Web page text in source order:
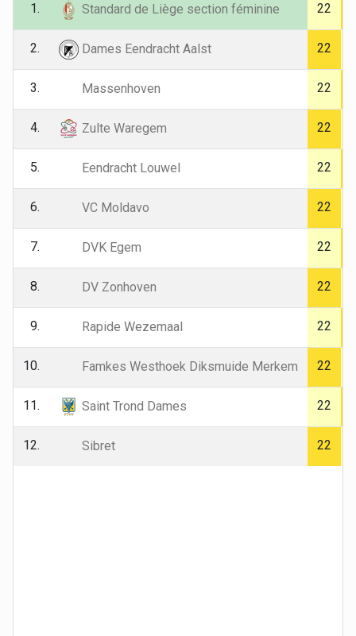
1. Standard de Liège section féminine 22
2. Dames Eendracht Aalst 22
3. Massenhoven 22
4. Zulte Waregem 22
5. Eendracht Louwel 22
6. VC Moldavo 22
7. DVK Egem 22
8. DV Zonhoven 22
9. Rapide Wezemaal 22
10. Famkes Westhoek Diksmuide Merkem 22
11. Saint Trond Dames 22
12. Sibret 22